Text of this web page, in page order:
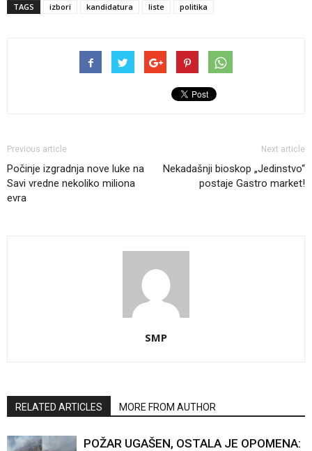
TAGS izbori kandidatura liste politika
Previous article
Počinje izgradnja nove luke na
Savi vredne nekoliko miliona
evra
Next article
Nekadašnji bioskop „Jedinstvo“
postaje Gastro market!
SMP
RELATED ARTICLES MORE FROM AUTHOR
POŽAR UGAŠEN, OSTALA JE OPOMENA: